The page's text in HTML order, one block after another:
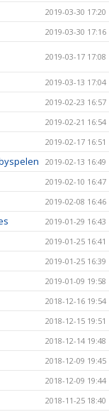
2019-03-30 17:20
2019-03-30 17:16
2019-03-17 17:08
2019-03-13 17:04
2019-02-23 16:57
2019-02-21 16:54
2019-02-17 16:51
2019-02-13 16:49
2019-02-10 16:47
2019-02-08 16:46
2019-01-29 16:43
2019-01-25 16:41
2019-01-25 16:39
2019-01-09 19:58
2018-12-16 19:54
2018-12-15 19:51
2018-12-14 19:48
2018-12-09 19:45
2018-12-09 19:44
2018-11-25 18:40